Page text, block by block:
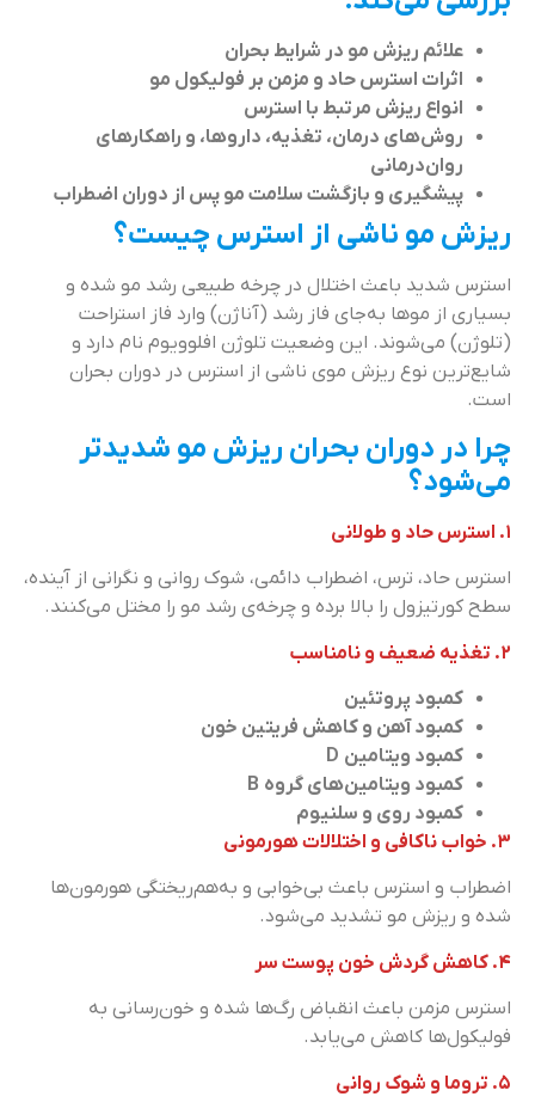
علائم ریزش مو در شرایط بحران
اثرات استرس حاد و مزمن بر فولیکول مو
انواع ریزش مرتبط با استرس
روش‌های درمان، تغذیه، داروها، و راهکارهای
روان‌درمانی
پیشگیری و بازگشت سلامت مو پس از دوران اضطراب
ریزش مو ناشی از استرس چیست؟
استرس شدید باعث اختلال در چرخه طبیعی رشد مو شده و
بسیاری از موها به‌جای فاز رشد (آناژن) وارد فاز استراحت
(تلوژن) می‌شوند. این وضعیت تلوژن افلوویوم نام دارد و
شایع‌ترین نوع ریزش موی ناشی از استرس در دوران بحران
است.
چرا در دوران بحران ریزش مو شدیدتر
می‌شود؟
۱. استرس حاد و طولانی
استرس حاد، ترس، اضطراب دائمی، شوک روانی و نگرانی از آینده،
سطح کورتیزول را بالا برده و چرخه‌ی رشد مو را مختل می‌کنند.
۲. تغذیه ضعیف و نامناسب
کمبود پروتئین
کمبود آهن و کاهش فریتین خون
کمبود ویتامین D
کمبود ویتامین‌های گروه B
کمبود روی و سلنیوم
۳. خواب ناکافی و اختلالات هورمونی
اضطراب و استرس باعث بی‌خوابی و به‌هم‌ریختگی هورمون‌ها
شده و ریزش مو تشدید می‌شود.
۴. کاهش گردش خون پوست سر
استرس مزمن باعث انقباض رگ‌ها شده و خون‌رسانی به
فولیکول‌ها کاهش می‌یابد.
۵. تروما و شوک روانی